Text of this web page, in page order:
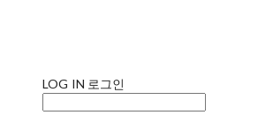
LOG IN 로그인